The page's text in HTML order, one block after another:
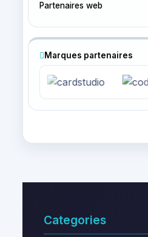
Partenaires web
Marques partenaires
Categories